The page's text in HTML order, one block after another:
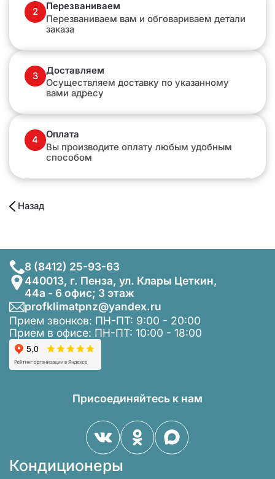
2
Перезваниваем
Перезваниваем вам и обговариваем детали
заказа
3
Доставляем
Осуществляем доставку по указанному
вами адресу
4
Оплата
Вы производите оплату любым удобным
способом
Назад
8 (8412) 25-93-63
440013, г. Пенза, ул. Клары Цеткин,
44а - 6 офис; 3 этаж
profklimatpnz@yandex.ru
Прием звонков: ПН-ПТ: 9:00 - 20:00
Прием в офисе: ПН-ПТ: 10:00 - 18:00
Присоединяйтесь к нам
Кондиционеры